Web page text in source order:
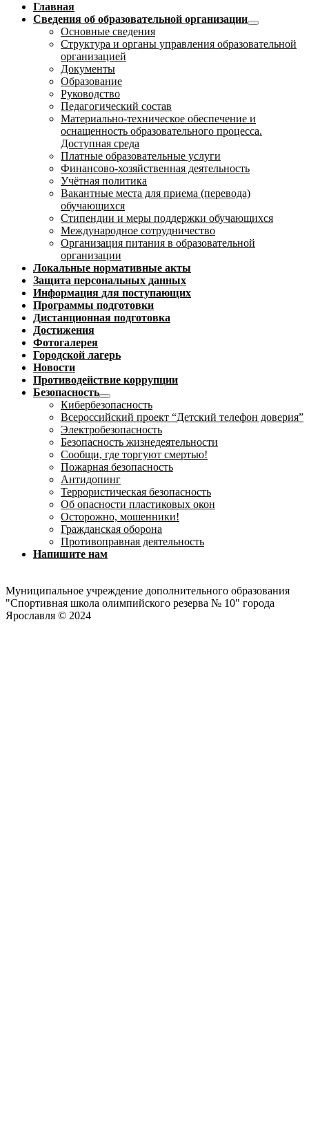
Главная
Сведения об образовательной организации
Основные сведения
Структура и органы управления образовательной
организацией
Документы
Образование
Руководство
Педагогический состав
Материально-техническое обеспечение и
оснащенность образовательного процесса.
Доступная среда
Платные образовательные услуги
Финансово-хозяйственная деятельность
Учётная политика
Вакантные места для приема (перевода)
обучающихся
Стипендии и меры поддержки обучающихся
Международное сотрудничество
Организация питания в образовательной
организации
Локальные нормативные акты
Защита персональных данных
Информация для поступающих
Программы подготовки
Дистанционная подготовка
Достижения
Фотогалерея
Городской лагерь
Новости
Противодействие коррупции
Безопасность
Кибербезопасность
Всероссийский проект “Детский телефон доверия”
Электробезопасность
Безопасность жизнедеятельности
Сообщи, где торгуют смертью!
Пожарная безопасность
Антидопинг
Террористическая безопасность
Об опасности пластиковых окон
Осторожно, мошенники!
Гражданская оборона
Противоправная деятельность
Напишите нам
Муниципальное учреждение дополнительного образования
"Спортивная школа олимпийского резерва № 10" города
Ярославля © 2024